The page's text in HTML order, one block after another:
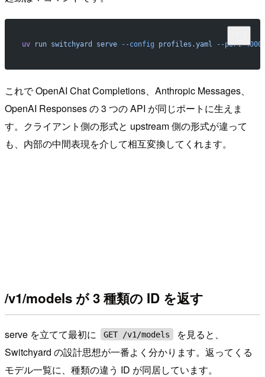
uv run switchyard serve --config profiles.yaml --port 4000
これで OpenAI Chat Completions、Anthropic Messages、
OpenAI Responses の 3 つの API が同じポートに生えま
す。クライアント側の形式と upstream 側の形式が違って
も、内部の中間表現を介して相互変換してくれます。
/v1/models が 3 種類の ID を返す
serve を立てて最初に GET /v1/models
を見ると、
Switchyard の設計思想が一番よく分かります。返ってくる
モデル一覧に、種類の違う ID が同居しています。